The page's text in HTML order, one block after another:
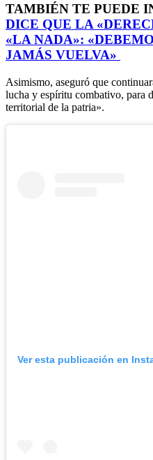
TAMBIÉN TE PUEDE
DICE QUE LA
«LA NADA»:
JAMÁS VUELVA»
Asimismo, aseguró que
lucha y espíritu combativo, para
territorial de la patria».
Ver esta publicación en